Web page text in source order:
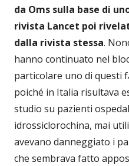
da Oms sulla base di
rivista Lancet poi
dalla rivista stessa.
hanno continuato nel
particolare uno di questi
poiché in Italia risultava
studio su pazienti
idrossiclorochina, mai
avevano danneggiato i
che sembrava fatto